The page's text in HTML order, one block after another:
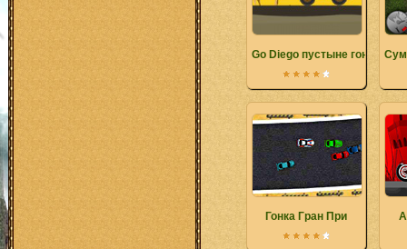
Go Diego пустыне гонки
Гонка Гран При